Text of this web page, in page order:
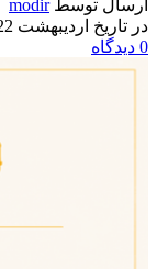
ارسال توسط modir
در تاریخ اردیبهشت 22, 1404
0 دیدگاه